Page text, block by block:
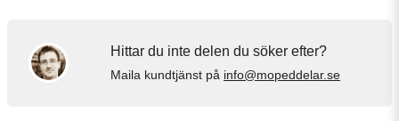
Hittar du inte delen du söker efter?
Maila kundtjänst på info@mopeddelar.se